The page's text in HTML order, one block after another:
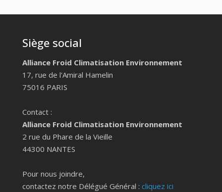
Siège social
Alliance Froid Climatisation Environnement
17, rue de l'Amiral Hamelin
75016 PARIS
Contact :
Alliance Froid Climatisation Environnement
2 rue du Phare de la Vieille
44300 NANTES
Pour nous joindre,
contactez notre Délégué Général : cliquez ici